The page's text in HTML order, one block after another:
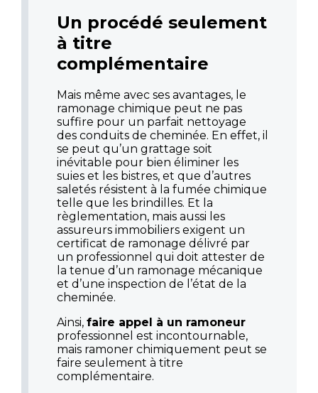
Un procédé seulement
à titre
complémentaire
Mais même avec ses avantages, le
ramonage chimique peut ne pas
suffire pour un parfait nettoyage
des conduits de cheminée. En effet, il
se peut qu’un grattage soit
inévitable pour bien éliminer les
suies et les bistres, et que d’autres
saletés résistent à la fumée chimique
telle que les brindilles. Et la
règlementation, mais aussi les
assureurs immobiliers exigent un
certificat de ramonage délivré par
un professionnel qui doit attester de
la tenue d’un ramonage mécanique
et d’une inspection de l’état de la
cheminée.
Ainsi, faire appel à un ramoneur
professionnel est incontournable,
mais ramoner chimiquement peut se
faire seulement à titre
complémentaire.